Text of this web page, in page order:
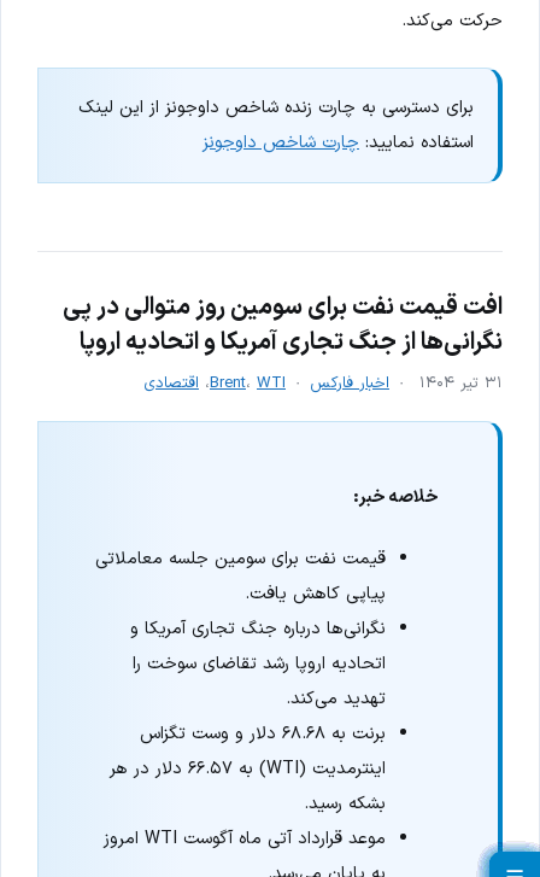
حرکت می‌کند.
برای دسترسی به چارت زنده شاخص داوجونز از این لینک
استفاده نمایید: چارت شاخص داوجونز
افت قیمت نفت برای سومین روز متوالی در پی
نگرانی‌ها از جنگ تجاری آمریکا و اتحادیه اروپا
۳۱ تیر ۱۴۰۴ اخبار فارکس Brent، WTI ، اقتصادی
خلاصه خبر:
قیمت نفت برای سومین جلسه معاملاتی
پیاپی کاهش یافت.
نگرانی‌ها درباره جنگ تجاری آمریکا و
اتحادیه اروپا رشد تقاضای سوخت را
تهدید می‌کند.
برنت به ۶۸.۶۸ دلار و وست تگزاس
اینترمدیت (WTI) به ۶۶.۵۷ دلار در هر
بشکه رسید.
موعد قرارداد آتی ماه آگوست WTI امروز